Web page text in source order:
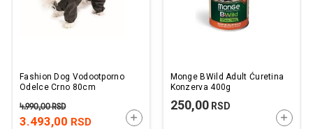
Fashion Dog Vodootporno
Odelce Crno 80cm
3.493,00 RSD
4.990,00RSD
DODAJTE U KORPU
Monge BWild Adult Ćuretina
Konzerva 400g
250,00RSD